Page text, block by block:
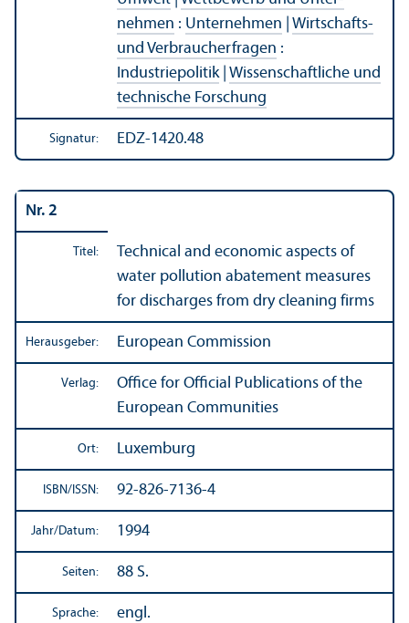
nehmen : Unter­nehmen
Wirtschafts-
und Verbraucherfragen :
Industriepolitik| Wissenschaft­liche und
technische Forschung
Signatur: EDZ-1420.48
Nr. 2
Titel:
Technical and economic aspects of
water pollution abatement measures
for discharges from dry cleaning firms
Herausgeber: European Commission
Verlag:
Office for Official Publications of the
European Communities
Ort: Luxemburg
ISBN/ ISSN: 92-826-7136-4
Jahr/Datum: 1994
Seiten: 88 S.
Sprache: engl.